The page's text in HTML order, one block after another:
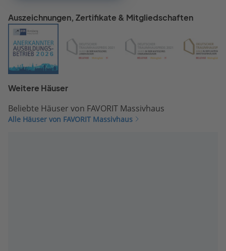
m.M. mit dem Portfolio
anfangen, wenn der
stimmen würde. Ich habe
wenig Haus für´s Geld
bekommt. Ich werde mein
Auszeichnungen, Zertifikate & Mitgliedschaften
Weitere Häuser
Beliebte Häuser von FAVORIT Massivhaus
Alle Häuser von FAVORIT Massivhaus